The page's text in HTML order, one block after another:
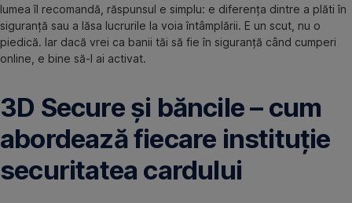
lumea îl recomandă, răspunsul e simplu: e diferența dintre a plăti în
siguranță sau a lăsa lucrurile la voia întâmplării. E un scut, nu o
piedică. Iar dacă vrei ca banii tăi să fie în siguranță când cumperi
online, e bine să-l ai activat.
3D Secure și băncile – cum
abordează fiecare instituție
securitatea cardului